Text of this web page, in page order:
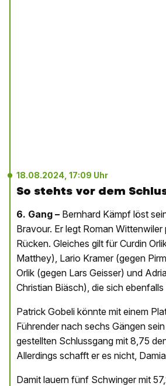
18.08.2024, 17:09 Uhr
So stehts vor dem
6. Gang – Bernhard Kämpf löst
Bravour. Er legt Roman
Rücken. Gleiches gilt für Curdin
Matthey), Lario Kramer (gegen
Orlik (gegen Lars Geisser) und
Christian Biäsch), die sich
Patrick Gobeli könnte mit einem
Führender nach sechs Gängen
gestellten Schlussgang mit 8,75
Allerdings schafft er es nicht,
Damit lauern fünf Schwinger mit